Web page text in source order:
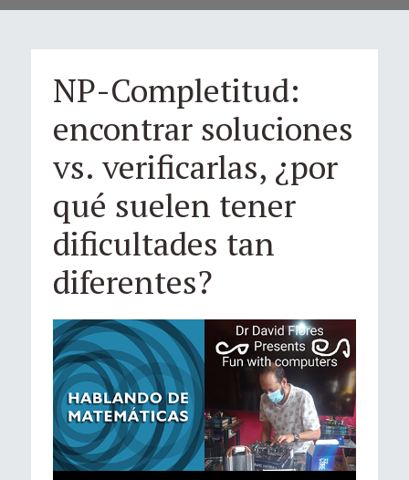
NP-Completitud:
encontrar soluciones
vs. verificarlas, ¿por
qué suelen tener
dificultades tan
diferentes?